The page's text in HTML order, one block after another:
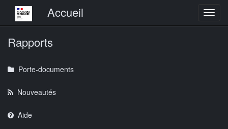
Menu principalAccueil
Rapports
Porte-documents
Nouveautés
Aide